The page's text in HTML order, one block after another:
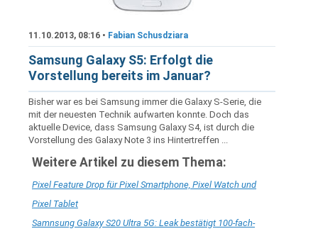
11.10.2013, 08:16 • Fabian Schusdziara
Samsung Galaxy S5: Erfolgt die
Vorstellung bereits im Januar?
Bisher war es bei Samsung immer die Galaxy S-Serie, die
mit der neuesten Technik aufwarten konnte. Doch das
aktuelle Device, dass Samsung Galaxy S4, ist durch die
Vorstellung des Galaxy Note 3 ins Hintertreffen ...
Weitere Artikel zu diesem Thema:
Pixel Feature Drop für Pixel Smartphone, Pixel Watch und
Pixel Tablet
Samnsung Galaxy S20 Ultra 5G: Leak bestätigt 100-fach-